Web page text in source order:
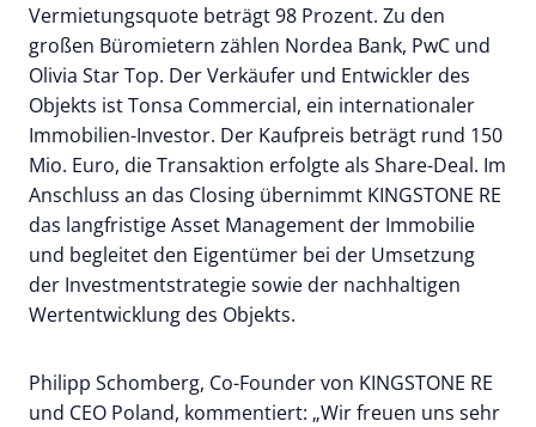
Vermietungsquote beträgt 98 Prozent. Zu den
großen Büromietern zählen Nordea Bank, PwC und
Olivia Star Top. Der Verkäufer und Entwickler des
Objekts ist Tonsa Commercial, ein internationaler
Immobilien-Investor. Der Kaufpreis beträgt rund 150
Mio. Euro, die Transaktion erfolgte als Share-Deal. Im
Anschluss an das Closing übernimmt KINGSTONE RE
das langfristige Asset Management der Immobilie
und begleitet den Eigentümer bei der Umsetzung
der Investmentstrategie sowie der nachhaltigen
Wertentwicklung des Objekts.
Philipp Schomberg, Co-Founder von KINGSTONE RE
und CEO Poland, kommentiert: „Wir freuen uns sehr